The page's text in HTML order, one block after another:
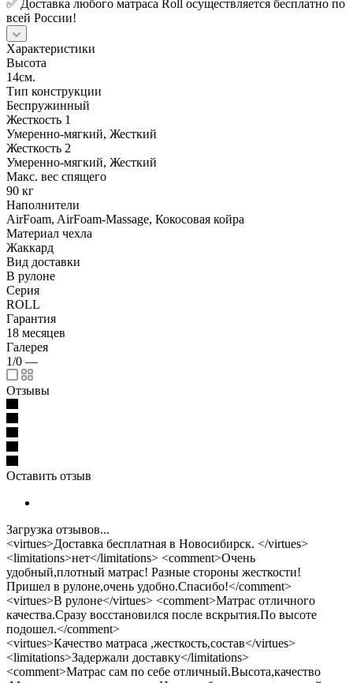
✅ Доставка любого матраса Roll осуществляется бесплатно по
всей России!
Характеристики
Высота
14см.
Тип конструкции
Беспружинный
Жесткость 1
Умеренно-мягкий, Жесткий
Жесткость 2
Умеренно-мягкий, Жесткий
Макс. вес спящего
90 кг
Наполнители
AirFoam, AirFoam-Massage, Кокосовая койра
Материал чехла
Жаккард
Вид доставки
В рулоне
Серия
ROLL
Гарантия
18 месяцев
Галерея
1/0 —
Отзывы
Оставить отзыв
Загрузка отзывов...
<virtues>Доставка бесплатная в Новосибирск. </virtues>
<limitations>нет</limitations> <comment>Очень
удобный,плотный матрас! Разные стороны жесткости!
Пришел в рулоне,очень удобно.Спасибо!</comment>
<virtues>В рулоне</virtues> <comment>Матрас отличного
качества.Сразу восстановился после вскрытия.По высоте
подошел.</comment>
<virtues>Качество матраса ,жесткость,состав</virtues>
<limitations>Задержали доставку</limitations>
<comment>Матрас сам по себе отличный.Высота,качество